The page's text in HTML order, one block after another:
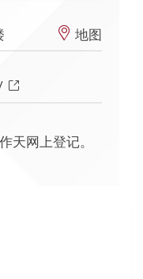
地图
天网上登记。